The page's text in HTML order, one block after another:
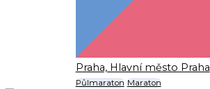
Praha, Hlavní město Praha
Půlmaraton Maraton